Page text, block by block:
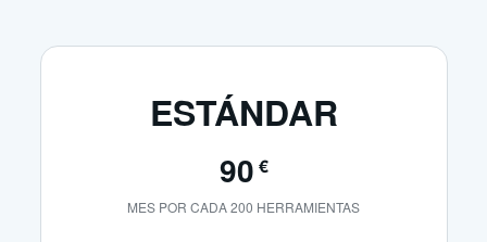
ESTÁNDAR
90 €
MES POR CADA 200 HERRAMIENTAS